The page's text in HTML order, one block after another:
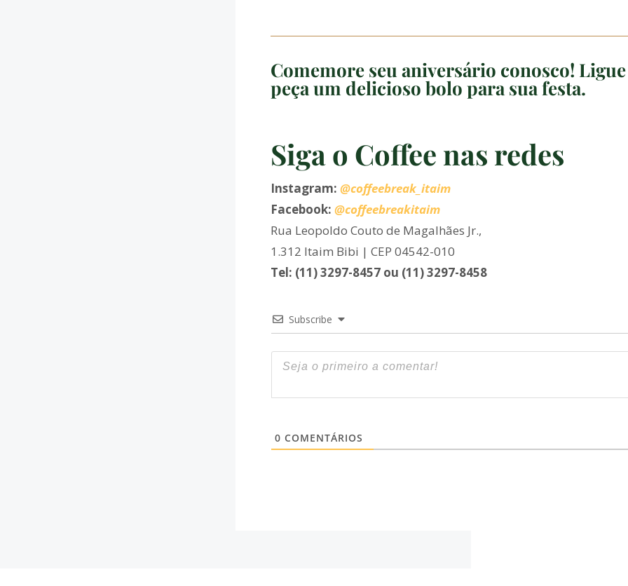
Comemore seu aniversário conosco!
peça um delicioso bolo para sua festa.
Siga o Coffee nas redes
Instagram: @coffeebreak_itaim
Facebook: @coffeebreakitaim
Rua Leopoldo Couto de Magalhães Jr.,
1.312 Itaim Bibi | CEP 04542-010
Tel: (11) 3297-8457 ou (11) 3297-8458
Subscribe
0 COMENTÁRIOS